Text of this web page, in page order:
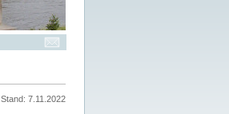
Stand: 7.11.2022